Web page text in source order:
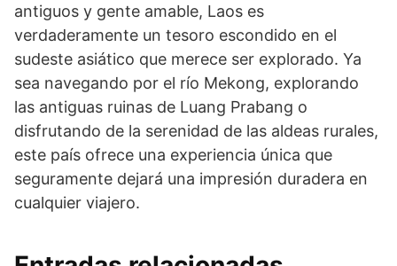
antiguos y gente amable, Laos es
verdaderamente un tesoro escondido en el
sudeste asiático que merece ser explorado. Ya
sea navegando por el río Mekong, explorando
las antiguas ruinas de Luang Prabang o
disfrutando de la serenidad de las aldeas rurales,
este país ofrece una experiencia única que
seguramente dejará una impresión duradera en
cualquier viajero.